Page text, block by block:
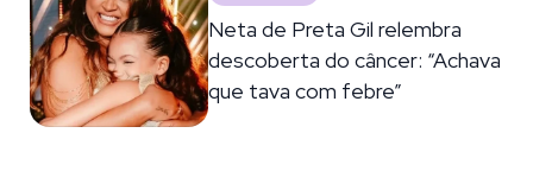
Neta de Preta Gil relembra
descoberta do câncer: “Achava
que tava com febre”